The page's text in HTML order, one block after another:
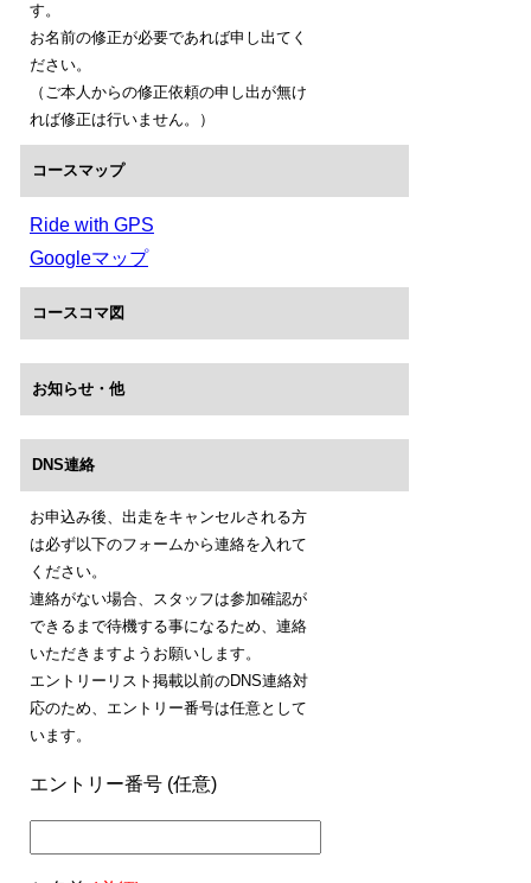
す。
お名前の修正が必要であれば申し出てく
ださい。
（ご本人からの修正依頼の申し出が無け
れば修正は行いません。）
コースマップ
Ride with GPS
Googleマップ
コースコマ図
お知らせ・他
DNS連絡
お申込み後、出走をキャンセルされる方
は必ず以下のフォームから連絡を入れて
ください。
連絡がない場合、スタッフは参加確認が
できるまで待機する事になるため、連絡
いただきますようお願いします。
エントリーリスト掲載以前のDNS連絡対
応のため、エントリー番号は任意として
います。
エントリー番号 (任意)